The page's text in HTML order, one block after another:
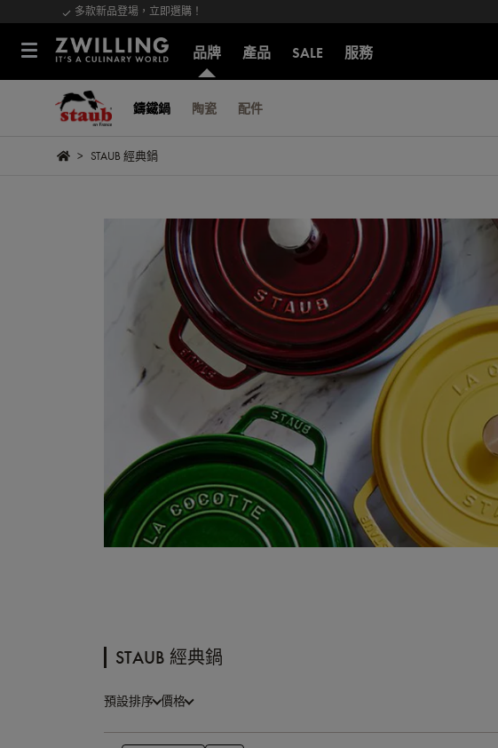
多款新品登場，立即選購！
品牌 產品 SALE 服務
鑄鐵鍋 陶瓷 配件
STAUB 經典鍋
STAUB 經典鍋
預設排序 價格